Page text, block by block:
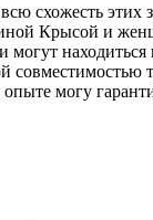
схожесть этих
Крысой и
могут
совместимостью
могу